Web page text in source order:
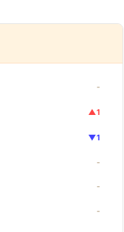
-
▲1
▼1
-
-
-